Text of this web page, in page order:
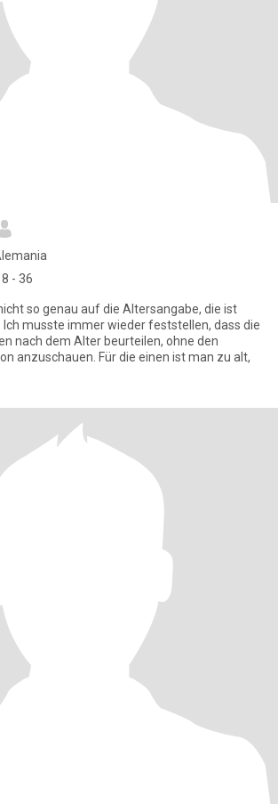
- 36
so genau auf die Altersangabe, die ist
Ich musste immer wieder feststellen, dass die
nach dem Alter beurteilen, ohne den
anzuschauen. Für die einen ist man zu alt,